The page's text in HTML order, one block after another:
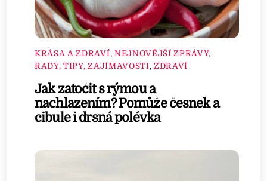
KRÁSA A ZDRAVÍ, NEJNOVĚJŠÍ ZPRÁVY,
RADY, TIPY, ZAJÍMAVOSTI, ZDRAVÍ
Jak zatočit s rýmou a
nachlazením? Pomůže česnek a
cibule i drsná polévka